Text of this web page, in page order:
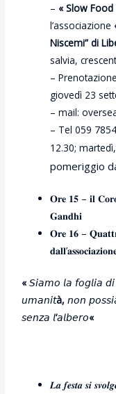
– « Slow
l’associazione
Niscemi” di
salvia,
–
giovedì 23
– mail:
– Tel 059
12.30;
pomeriggio
𝐎𝐫𝐞 𝟏𝟓 – 𝐢𝐥
𝐆𝐚𝐧𝐝𝐡𝐢
𝐎𝐫𝐞 𝟏𝟔 –
«𝘚𝘪𝘢𝘮𝘰 𝘭𝘢 𝘧𝘰𝘨𝘭𝘪𝘢 𝘥𝘪
𝘶𝘮𝘢𝘯𝘪𝘵à,𝘯𝘰𝘯
𝘴𝘦𝘯𝘻𝘢 𝘭‘𝘢𝘭𝘣𝘦𝘳𝘰«
𝑳𝒂 𝒇𝒆𝒔𝒕𝒂 𝒔𝒊